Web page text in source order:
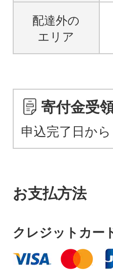
配達外の
エリア
寄付金受
申込完了日か
お支払方法
クレジットカー